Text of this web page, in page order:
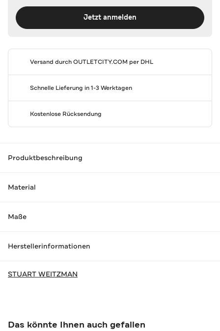
Jetzt anmelden
Versand durchOUTLETCITY.COM per DHL
Schnelle Lieferung in 1-3 Werktagen
Kostenlose Rücksendung
Produktbeschreibung
Material
Maße
Herstellerinformationen
STUART WEITZMAN
Das könnte Ihnen auch gefallen